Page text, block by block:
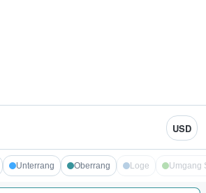
USD
Unterrang Oberrang Loge Umgang